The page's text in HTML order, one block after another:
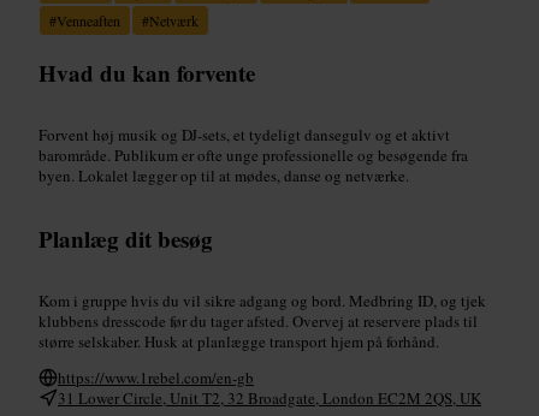
#Venneaften #Netværk
Hvad du kan forvente
Forvent høj musik og DJ-sets, et tydeligt dansegulv og et aktivt
barområde. Publikum er ofte unge professionelle og besøgende fra
byen. Lokalet lægger op til at mødes, danse og netværke.
Planlæg dit besøg
Kom i gruppe hvis du vil sikre adgang og bord. Medbring ID, og tjek
klubbens dresscode før du tager afsted. Overvej at reservere plads til
større selskaber. Husk at planlægge transport hjem på forhånd.
https://www.1rebel.com/en-gb
31 Lower Circle, Unit T2, 32 Broadgate, London EC2M 2QS, UK